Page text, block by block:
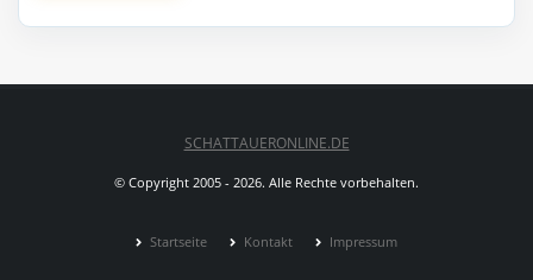
SCHATTAUERONLINE.DE
© Copyright 2005 - 2026. Alle Rechte vorbehalten.
Startseite Kontakt Impressum